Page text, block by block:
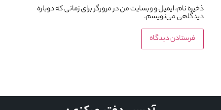
ذخیره نام، ایمیل و وبسایت من در مرورگر برای زمانی که دوباره
دیدگاهی می‌نویسم.